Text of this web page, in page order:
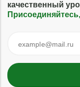
качественный